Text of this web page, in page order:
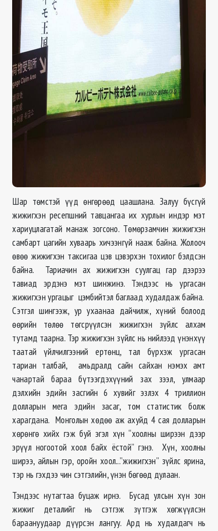
Шар төмстэй үүд өнгөрөөд цаашлана. Залуу бүсгүй
жижигхэн ресепшний тавцангаа их хурлын индэр мэт
хариуцлагатай манаж зогсоно. Төмөрзамчин жижигхэн
самбарт цагийн хуваарь хичээнгүй нааж байна. Жолооч
өвөө жижигхэн таксигаа цэв цэвэрхэн тохилог бэлдсэн
байна. Тариачин ах жижигхэн суулгац гар дээрээ
тавиад эрдэнэ мэт шинжинэ. Тэндээс нь ургасан
жижигхэн ургацыг цэмбийтэл баглаад худалдаж байна.
Сэтгэл шингээж, ур ухаанаа дайчилж, хүний болоод
өөрийн төлөө төгсрүүлсэн жижигхэн зүйлс алхам
тутамд таарна. Тэр жижигхэн зүйлс нь нийлээд үнэнхүү
таатай үйлчилгээний ертөнц, тал бүрхэж ургасан
тариан талбай, амьдралд сайн сайхан нэмэх амт
чанартай бараа бүтээгдэхүүний зах зээл, улмаар
дэлхийн эдийн засгийн 6 хувийг эзлэх 4 триллион
долларын мега эдийн засаг, том статистик болж
харагдана. Монголын хөдөө аж ахуйд 4 сая долларын
хөрөнгө хийх гэж буй эгэл хүн “хоолны ширээн дээр
эрүүл ногоотой хоол байх ёстой” гэнэ. Хүн, хоолны
ширээ, айлын гэр, оройн хоол...”жижигхэн” зүйлс ярина,
тэр нь гэхдээ чин сэтгэлийн, үнэн бөгөөд дулаан.
Тэндээс нутагтаа буцаж ирнэ. Бусад улсын хүн зон
жижиг деталийг нь сэтгэж зүтгэж хөгжүүлсэн
бараануудаар дүүрсэн лангуу. Ард нь худалдагч нь